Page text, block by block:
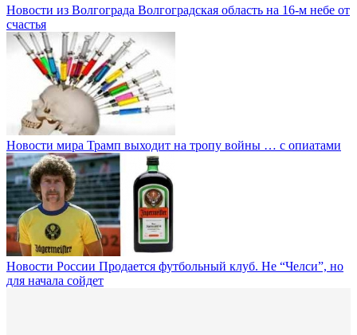
Новости из Волгограда Волгоградская область на 16-м небе от
счастья
Новости мира Трамп выходит на тропу войны … с опиатами
Новости России Продается футбольный клуб. Не “Челси”, но
для начала сойдет